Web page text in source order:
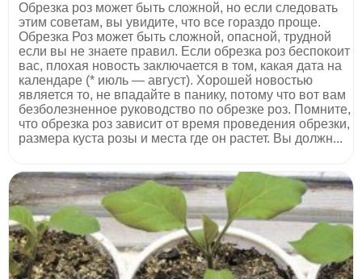
Обрезка роз может быть сложной, но если следовать
этим советам, вы увидите, что все гораздо проще.
Обрезка Роз может быть сложной, опасной, трудной
если вы не знаете правил. Если обрезка роз беспокоит
вас, плохая новость заключается в том, какая дата на
календаре (* июль — август). Хорошей новостью
является то, не впадайте в панику, потому что вот вам
безболезненное руководство по обрезке роз. Помните,
что обрезка роз зависит от время проведения обрезки,
размера куста розы и места где он растет. Вы должн...